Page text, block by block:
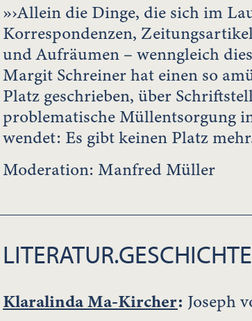
»›Allein die Dinge, die sich im
Korrespondenzen,
und Aufräumen – wenngleich
Margit Schreiner hat einen so
Platz geschrieben, über
problematische Müllentsorgung
wendet: Es gibt keinen Platz
Moderation: Manfred Müller
LITERATUR.GESCHICHTE
Klaralinda Ma-Kircher: Joseph